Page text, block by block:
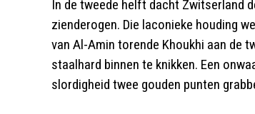
In de tweede helft dacht Zwitserland
zienderogen. Die laconieke houding
van Al-Amin torende Khoukhi aan de
staalhard binnen te knikken. Een
slordigheid twee gouden punten